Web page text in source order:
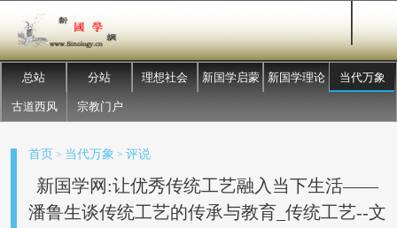
总站 分站 理想社会 新国学启蒙 新国学理论 当代万象
古道西风 宗教门户
首页 > 当代万象 > 评说
新国学网:让优秀传统工艺融入当下生活——
潘鲁生谈传统工艺的传承与教育_传统工艺--文